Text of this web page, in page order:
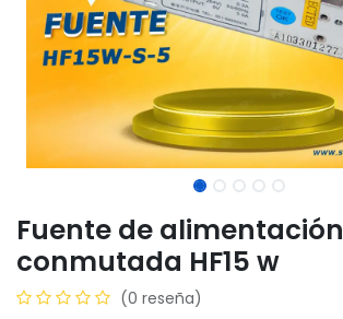
Fuente de alimentación
conmutada HF15 w
(0 reseña)